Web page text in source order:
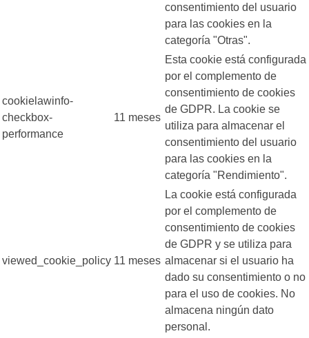
consentimiento del usuario
para las cookies en la
categoría "Otras".
cookielawinfo-
checkbox-
performance
11 meses
Esta cookie está configurada
por el complemento de
consentimiento de cookies
de GDPR. La cookie se
utiliza para almacenar el
consentimiento del usuario
para las cookies en la
categoría "Rendimiento".
viewed_cookie_policy 11 meses
La cookie está configurada
por el complemento de
consentimiento de cookies
de GDPR y se utiliza para
almacenar si el usuario ha
dado su consentimiento o no
para el uso de cookies. No
almacena ningún dato
personal.